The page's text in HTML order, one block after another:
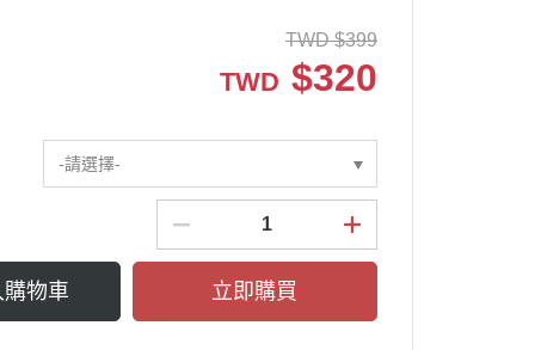
TWD $399
TWD $320
-請選擇-
物車 立即購買